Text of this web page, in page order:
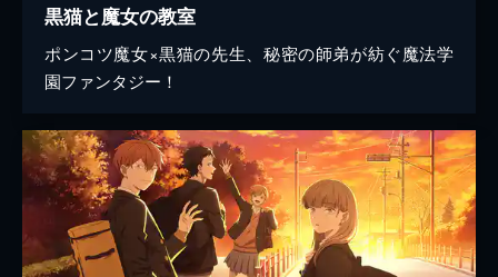
黒猫と魔女の教室
ポンコツ魔女×黒猫の先生、秘密の師弟が紡ぐ魔法学
園ファンタジー！